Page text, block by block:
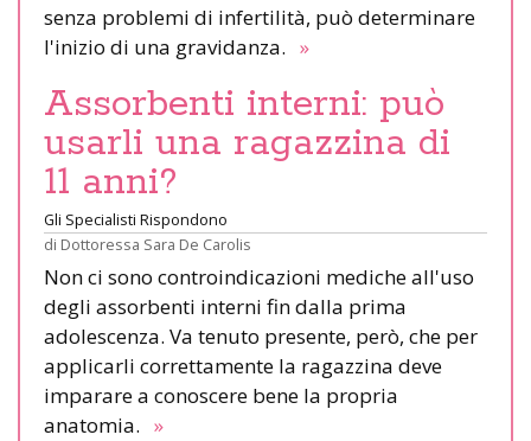
senza problemi di infertilità, può determinare
l'inizio di una gravidanza. »
Assorbenti interni: può
usarli una ragazzina di
11 anni?
Gli Specialisti Rispondono
di Dottoressa Sara De Carolis
Non ci sono controindicazioni mediche all'uso
degli assorbenti interni fin dalla prima
adolescenza. Va tenuto presente, però, che per
applicarli correttamente la ragazzina deve
imparare a conoscere bene la propria
anatomia. »